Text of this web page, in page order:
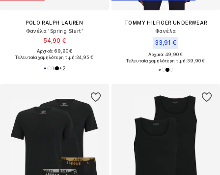
POLO RALPH LAUREN
Φανέλα 'Spring Start'
54,90 €
Αρχικά: 69,90 €
Τελευταία χαμηλότερη τιμή:34,95 €
+2
TOMMY HILFIGER UNDERWEAR
Φανέλα
33,91 €
Αρχικά: 49,90 €
Τελευταία χαμηλότερη τιμή:39,90 €